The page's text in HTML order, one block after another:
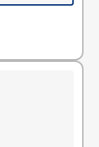
Guarulhos,